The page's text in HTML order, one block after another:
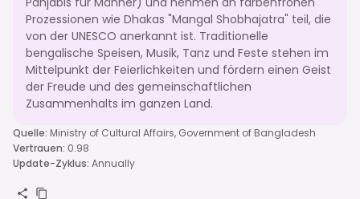
Prozessionen wie Dhakas "Mangal Shobhajatra" teil, die
von der UNESCO anerkannt ist. Traditionelle
bengalische Speisen, Musik, Tanz und Feste stehen im
Mittelpunkt der Feierlichkeiten und fördern einen Geist
der Freude und des gemeinschaftlichen
Zusammenhalts im ganzen Land.
Quelle: Ministry of Cultural Affairs, Government of Bangladesh
Vertrauen: 0.98
Update-Zyklus: Annually